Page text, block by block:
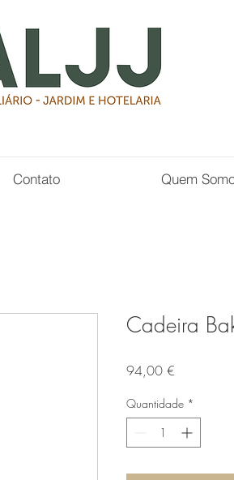
Contato Quem
Cadeira
94,00 €Preço
Quantidade *